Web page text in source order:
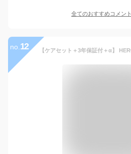
全てのおすすめコメント
no. 12